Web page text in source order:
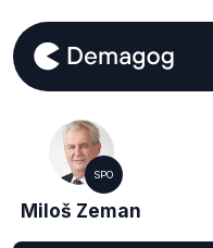
SPO
Miloš Zeman